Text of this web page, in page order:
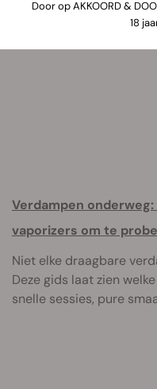
Verdampen
vaporizers om te
Niet elke draagbare
Deze gids laat zien
snelle sessies, pure
Door op AKKOORD &
18